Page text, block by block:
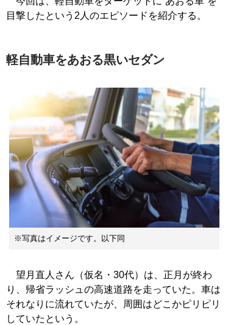
目撃したという2人のエピソードを紹介する。
軽自動車をあおる黒いセダン
※写真はイメージです。以下同
望月直人さん（仮名・30代）は、正月が終わ
り、帰省ラッシュの高速道路を走っていた。車は
それなりに流れていたが、周囲はどこかピリピリ
していたという。